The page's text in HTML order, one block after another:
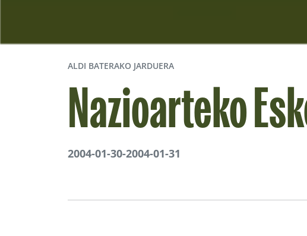
ALDI BATERAKO JARDUERA
Nazioarteko
2004-01-30-2004-01-31